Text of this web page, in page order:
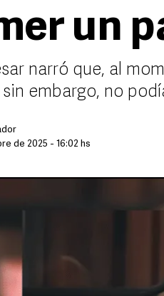
un
narró que, al
sin embargo, no
de 2025 - 16:02 hs